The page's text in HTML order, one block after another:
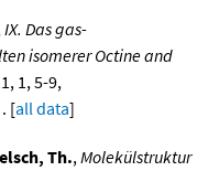
IX. Das gas-
isomerer Octine and
1, 5-9,
. [all data]
Th.,Molekülstruktur